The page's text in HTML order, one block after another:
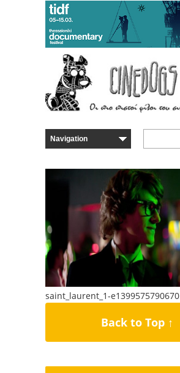
saint_laurent_1-e1399575790670
Back to Top ↑